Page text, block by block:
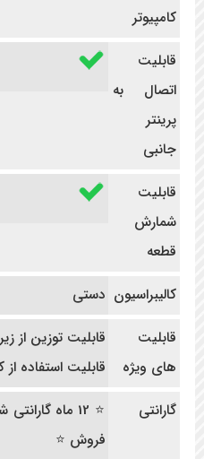
کامپیوتر
قابلیت
اتصال به
پرینتر
جانبی
قابلیت
شمارش
قطعه
کالیبراسیون دستی
قابلیت
های ویژه
قابلیت توزین از
قابلیت استفاده
گارانتی
⭐ 12 ماه
فروش ⭐